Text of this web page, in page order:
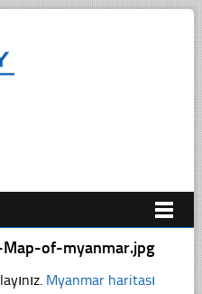
of-myanmar.jpg
Myanmar haritası